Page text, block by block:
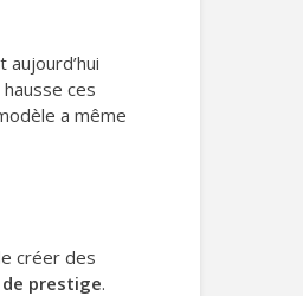
ces
a même
créer des
prestige.